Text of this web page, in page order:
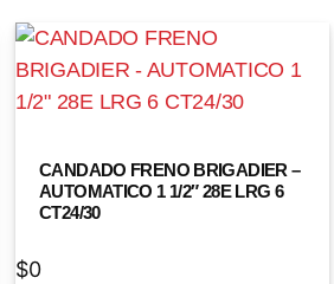
CANDADO FRENO BRIGADIER –
AUTOMATICO 1 1/2″ 28E LRG 6
CT24/30
$0